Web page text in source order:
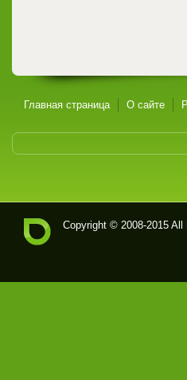
Главная страница О сайте
Copyright © 2008-2015 All